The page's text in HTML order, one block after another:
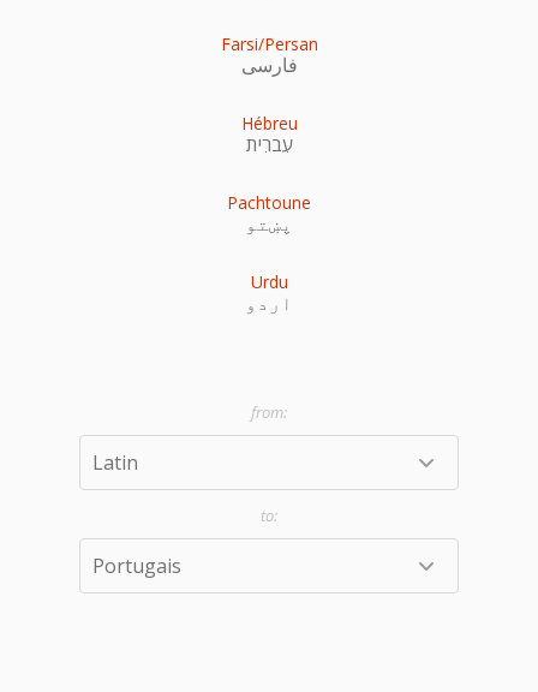
Farsi/Persan
فارسی
Hébreu
עִברִית
Pachtoune
پښتو
Urdu
اردو